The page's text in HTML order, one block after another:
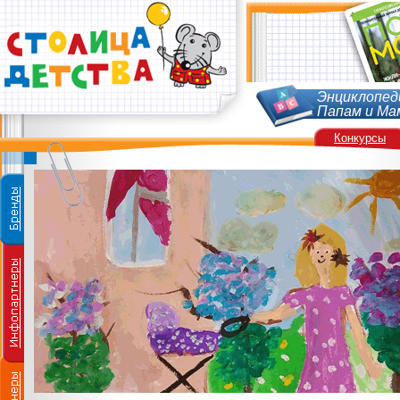
Папам и
Конкурсы